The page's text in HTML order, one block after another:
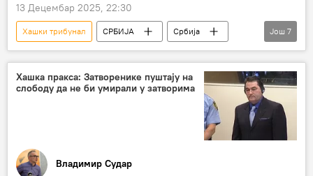
13 Децембар 2025, 22:30
Хашки трибунал СРБИЈА
Србија
Србија – политика
Ратко Младић
СБ УН
укидање
слобода
критика
Још 7
Хашка пракса: Затворенике пуштају на
слободу да не би умирали у затворима
Владимир Судар